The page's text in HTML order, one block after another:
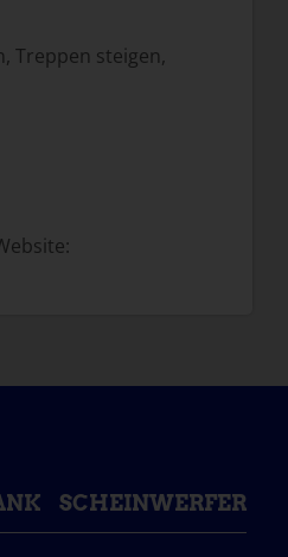
Treppen steigen,
SCHEINWERFER